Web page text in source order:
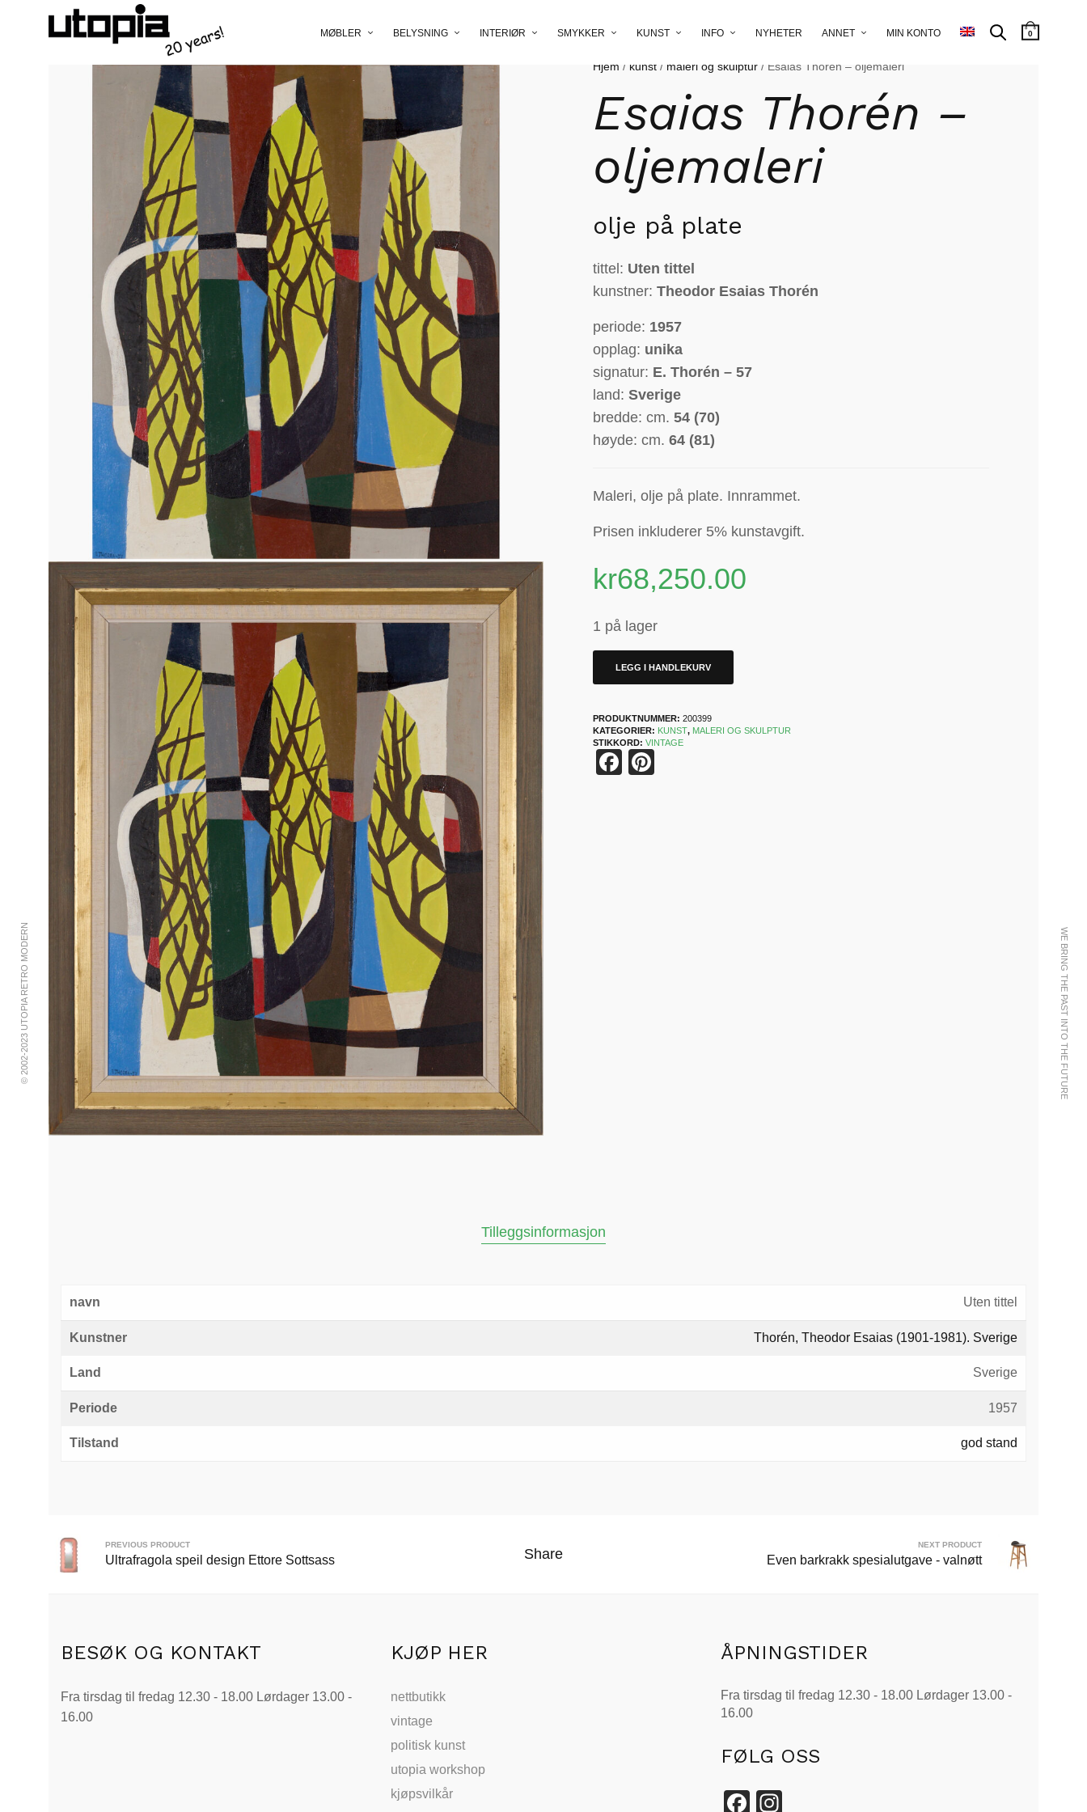
MØBLER BELYSNING INTERIØR SMYKKER KUNST INFO NYHETER ANNET MIN KONTO 0
© 2002-2023 UTOPIA RETRO MODERN WE BRING THE PAST INTO THE FUTURE
Hjem / kunst / maleri og skulptur / Esaias Thorén – oljemaleri
Esaias Thorén –
oljemaleri
olje på plate
tittel: Uten tittel
kunstner: Theodor Esaias Thorén
periode: 1957
opplag: unika
signatur: E. Thorén – 57
land:Sverige
bredde: cm.54 (70)
høyde: cm.64 (81)
Maleri, olje på plate. Innrammet.
Prisen inkluderer 5% kunstavgift.
kr68,250.00
1 på lager
LEGG I HANDLEKURV
PRODUKTNUMMER:200399
KATEGORIER: KUNST, MALERI OG SKULPTUR
STIKKORD:VINTAGE
Facebook
Tilleggsinformasjon
navn Uten tittel
Kunstner Thorén, Theodor Esaias (1901-1981). Sverige
Land Sverige
Periode 1957
Tilstand god stand
PREVIOUS PRODUCT
Ultrafragola speil design Ettore Sottsass Share
NEXT PRODUCT
Even barkrakk spesialutgave - valnøtt
BESØK OG KONTAKT
Fra tirsdag til fredag 12.30 - 18.00 Lørdager 13.00 -
16.00
KJØP HER
nettbutikk
vintage
politisk kunst
utopia workshop
kjøpsvilkår
ÅPNINGSTIDER
Fra tirsdag til fredag 12.30 - 18.00 Lørdager 13.00 -
16.00
FØLG OSS
Facebook